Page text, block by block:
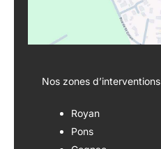
Nos zones d’interventions
Royan
Pons